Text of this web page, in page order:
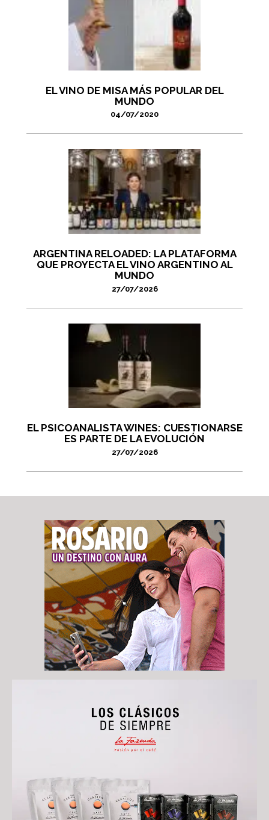
EL VINO DE MISA MÁS POPULAR DEL
MUNDO
04/07/2020
ARGENTINA RELOADED: LA PLATAFORMA
QUE PROYECTA EL VINO ARGENTINO AL
MUNDO
27/07/2026
EL PSICOANALISTA WINES: CUESTIONARSE
ES PARTE DE LA EVOLUCIÓN
27/07/2026